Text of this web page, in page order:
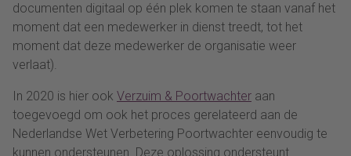
documenten digitaal op één plek komen te staan vanaf het
moment dat een medewerker in dienst treedt, tot het
moment dat deze medewerker de organisatie weer
verlaat).
In 2020 is hier ook Verzuim & Poortwachter aan
toegevoegd om ook het proces gerelateerd aan de
Nederlandse Wet Verbetering Poortwachter eenvoudig te
kunnen ondersteunen. Deze oplossing ondersteunt